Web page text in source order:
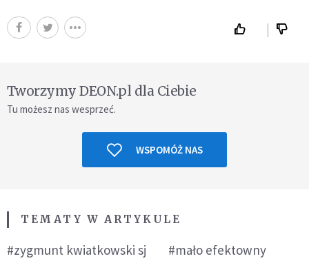
Tworzymy DEON.pl dla Ciebie
Tu możesz nas wesprzeć.
WSPOMÓŻ NAS
TEMATY W ARTYKULE
#zygmunt kwiatkowski sj
#mało efektowny